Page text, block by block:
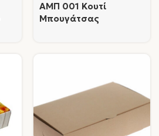
AMΠ 001 Κουτί
Μπουγάτσας